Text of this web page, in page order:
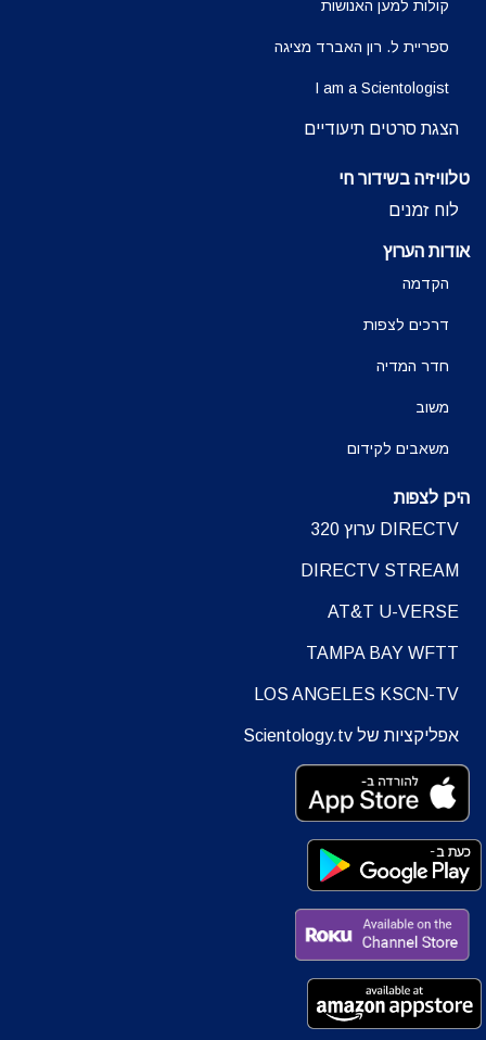
קולות למען האנושות
ספריית ל. רון האברד מציגה
I am a Scientologist
הצגת סרטים תיעודיים
טלוויזיה בשידור חי
לוח זמנים
אודות הערוץ
הקדמה
דרכים לצפות
חדר המדיה
משוב
משאבים לקידום
היכן לצפות
DIRECTV ערוץ 320
DIRECTV STREAM
AT&T U-VERSE
TAMPA BAY WFTT
LOS ANGELES KSCN-TV
אפליקציות של Scientology.tv